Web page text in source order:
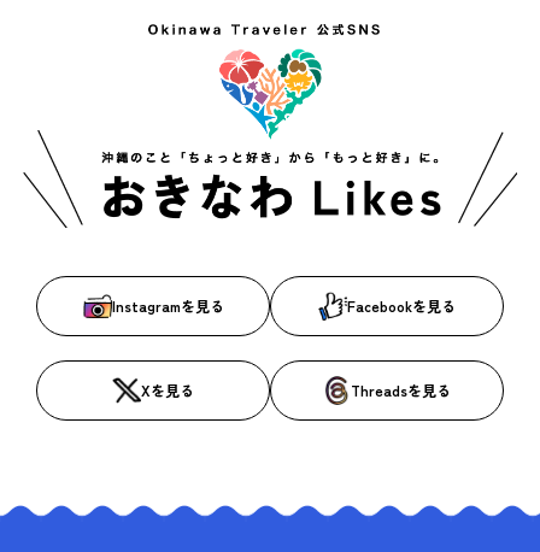
Instagramを見る Facebookを見る
Xを見る Threadsを見る